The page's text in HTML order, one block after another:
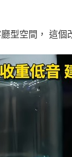
型空間， 這個